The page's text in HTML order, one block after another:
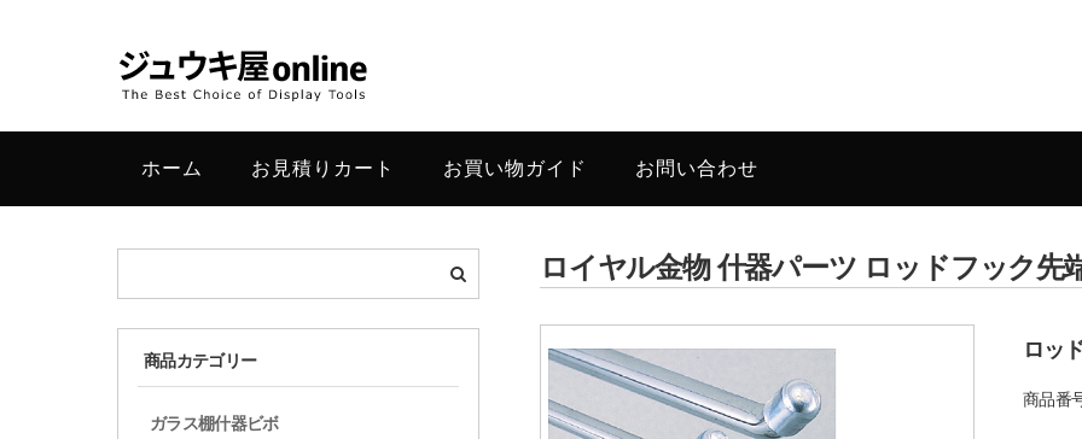
ホーム お見積りカート お買い物ガイド お問い合わせ
ロイヤル金物 什器パーツ ロッドフック先
ロッ
商品番
商品カテゴリー
ガラス棚什器ビボ